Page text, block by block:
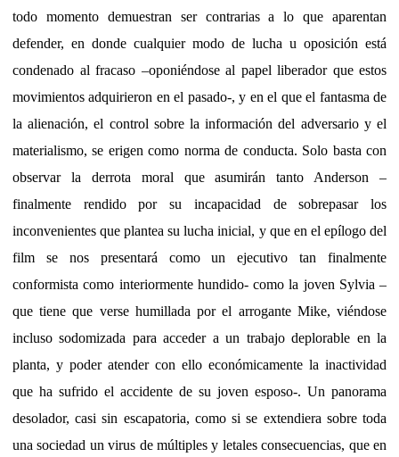
todo momento demuestran ser contrarias a lo que aparentan
defender, en donde cualquier modo de lucha u oposición está
condenado al fracaso –oponiéndose al papel liberador que estos
movimientos adquirieron en el pasado-, y en el que el fantasma de
la alienación, el control sobre la información del adversario y el
materialismo, se erigen como norma de conducta. Solo basta con
observar la derrota moral que asumirán tanto Anderson –
finalmente rendido por su incapacidad de sobrepasar los
inconvenientes que plantea su lucha inicial, y que en el epílogo del
film se nos presentará como un ejecutivo tan finalmente
conformista como interiormente hundido- como la joven Sylvia –
que tiene que verse humillada por el arrogante Mike, viéndose
incluso sodomizada para acceder a un trabajo deplorable en la
planta, y poder atender con ello económicamente la inactividad
que ha sufrido el accidente de su joven esposo-. Un panorama
desolador, casi sin escapatoria, como si se extendiera sobre toda
una sociedad un virus de múltiples y letales consecuencias, que en